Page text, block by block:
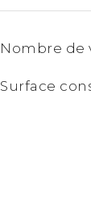
Nombre de
Surface